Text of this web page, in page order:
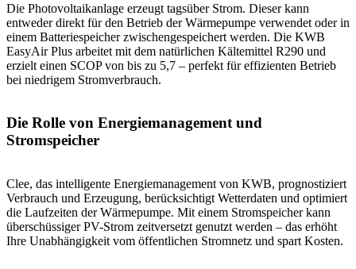
Die Photovoltaikanlage erzeugt tagsüber Strom. Dieser kann
entweder direkt für den Betrieb der Wärmepumpe verwendet oder in
einem Batteriespeicher zwischengespeichert werden. Die KWB
EasyAir Plus arbeitet mit dem natürlichen Kältemittel R290 und
erzielt einen SCOP von bis zu 5,7 – perfekt für effizienten Betrieb
bei niedrigem Stromverbrauch.
Die Rolle von Energiemanagement und
Stromspeicher
Clee, das intelligente Energiemanagement von KWB, prognostiziert
Verbrauch und Erzeugung, berücksichtigt Wetterdaten und optimiert
die Laufzeiten der Wärmepumpe. Mit einem Stromspeicher kann
überschüssiger PV-Strom zeitversetzt genutzt werden – das erhöht
Ihre Unabhängigkeit vom öffentlichen Stromnetz und spart Kosten.